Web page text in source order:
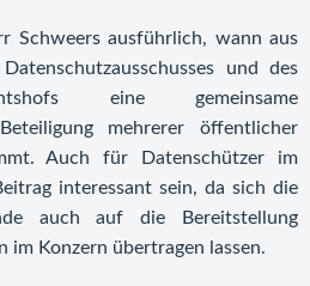
Schweers ausführlich, wann aus
und des
eine gemeinsame
mehrerer öffentlicher
Auch für Datenschützer im
interessant sein, da sich die
auch auf die Bereitstellung
im Konzern übertragen lassen.